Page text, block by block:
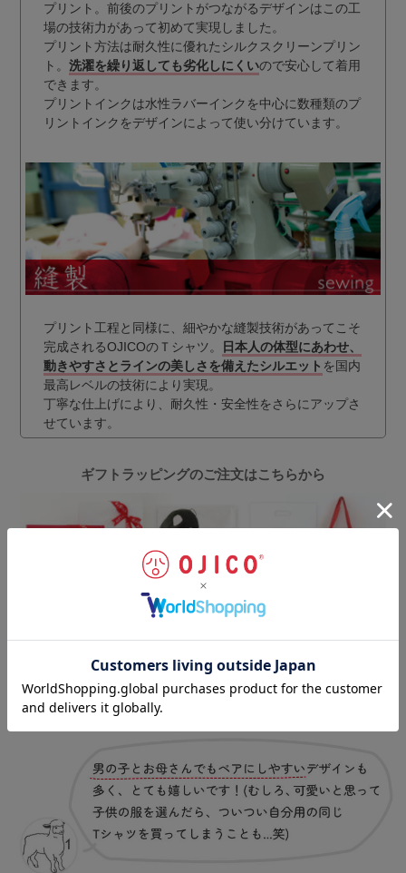
プリント。前後のプリントがつながるデザインはこの工
場の技術力があって初めて実現しました。
プリント方法は耐久性に優れたシルクスクリーンプリン
ト。 洗濯を繰り返しても劣化しにくいので安心して着用
できます。
プリントインクは水性ラバーインクを中心に数種類のプ
リントインクをデザインによって使い分けています。
プリント工程と同様に、細やかな縫製技術があってこそ
完成されるOJICOのＴシャツ。
日本人の体型にあわせ、
動きやすさとラインの美しさを備えたシルエット を国内
最高レベルの技術により実現。
丁寧な仕上げにより、耐久性・安全性をさらにアップさ
せています。
ギフトラッピングのご注文はこちらから
お客様の声（一部抜粋）